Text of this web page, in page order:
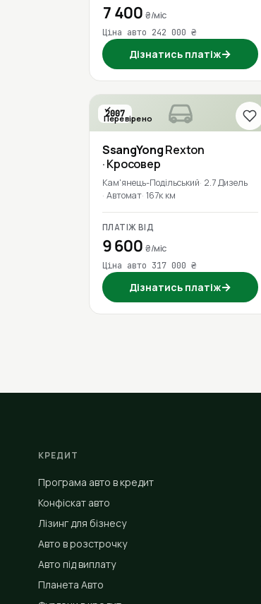
7 400₴/міс
Ціна авто 242 000 ₴
Дізнатись платіж→
2007
Перевірено
SsangYongRexton
· Кросовер
Кам'янець-Подільський 2.7 Дизель
Автомат 167к км
ПЛАТІЖ ВІД
9 600₴/міс
Ціна авто 317 000 ₴
Дізнатись платіж→
КРЕДИТ
Програма авто в кредит
Конфіскат авто
Лізинг для бізнесу
Авто в розстрочку
Авто під виплату
Планета Авто